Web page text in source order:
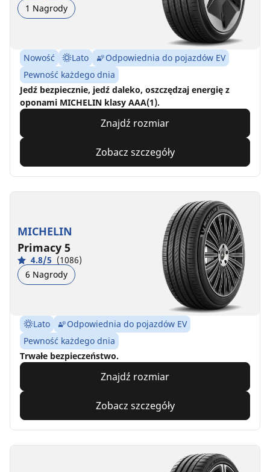
1 Nagrody
Nowość Lato
Odpowiednia do pojazdów EV
Pewność każdego dnia
Jedź bezpiecznie, jedź daleko, oszczędzaj energię z
oponami MICHELIN klasy AAA(1).
Znajdź rozmiar
Zobacz szczegóły
MICHELIN
Primacy 5
4.8/5 (1086)
6 Nagrody
Lato
Odpowiednia do pojazdów EV
Pewność każdego dnia
Trwałe bezpieczeństwo.
Znajdź rozmiar
Zobacz szczegóły